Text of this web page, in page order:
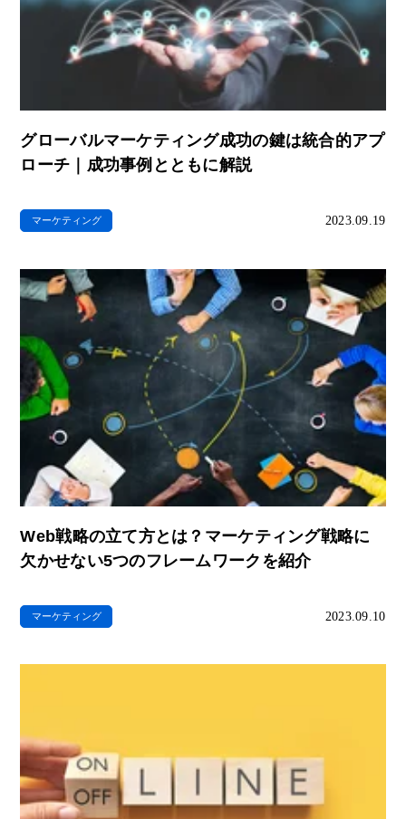
グローバルマーケティング成功の鍵は統合的アプ
ローチ｜成功事例とともに解説
マーケティング 2023.09.19
Web戦略の立て方とは？マーケティング戦略に
欠かせない5つのフレームワークを紹介
マーケティング 2023.09.10